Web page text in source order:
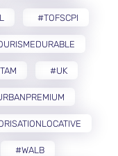
#TOFSCPI
#UK
#WALB